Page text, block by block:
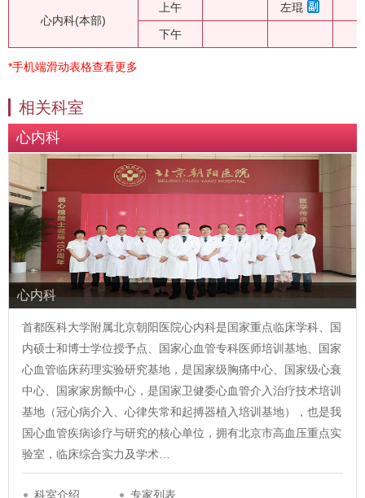
心内科(本部)
上午 左琨
下午
*手机端滑动表格查看更多
相关科室
心内科
心内科
首都医科大学附属北京朝阳医院心内科是国家重点临床学科、国
内硕士和博士学位授予点、国家心血管专科医师培训基地、国家
心血管临床药理实验研究基地，是国家级胸痛中心、国家级心衰
中心、国家家房颤中心，是国家卫健委心血管介入治疗技术培训
基地（冠心病介入、心律失常和起搏器植入培训基地），也是我
国心血管疾病诊疗与研究的核心单位，拥有北京市高血压重点实
验室，临床综合实力及学术…
科室介绍 专家列表